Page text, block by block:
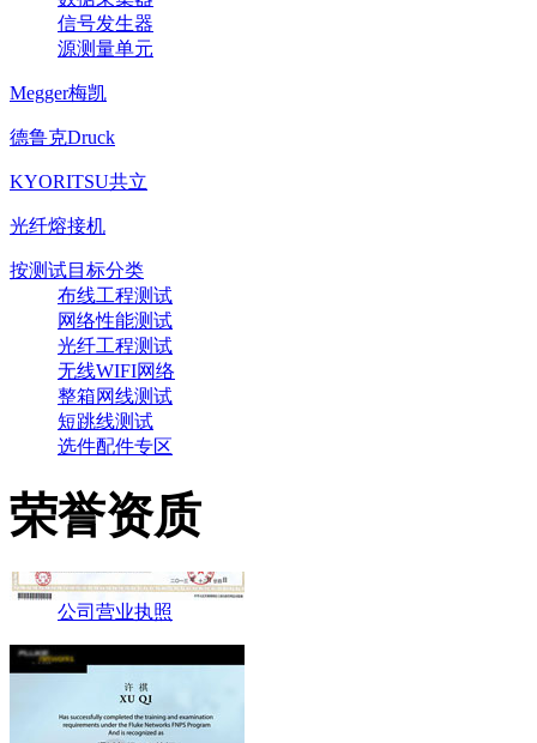
信号发生器
源测量单元
Megger梅凯
德鲁克Druck
KYORITSU共立
光纤熔接机
按测试目标分类
布线工程测试
网络性能测试
光纤工程测试
无线WIFI网络
整箱网线测试
短跳线测试
选件配件专区
荣誉资质
公司营业执照